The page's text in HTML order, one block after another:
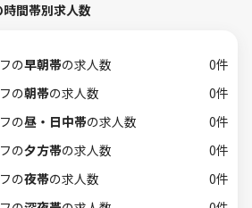
間帯別求人数
の早朝帯の求人数
0件
の朝帯の求人数
0件
の昼・日中帯の求人数
0件
の夕方帯の求人数
0件
の夜帯の求人数
0件